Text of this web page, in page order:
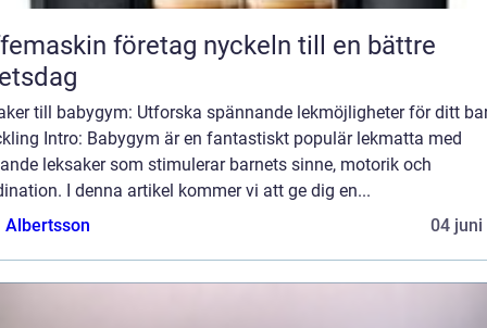
företag nyckeln till en bättre
till babygym: Utforska spännande lekmöjligheter för ditt
Intro: Babygym är en fantastiskt populär lekmatta med
leksaker som stimulerar barnets sinne, motorik och
I denna artikel kommer vi att ge dig en...
Albertsson
04 juni